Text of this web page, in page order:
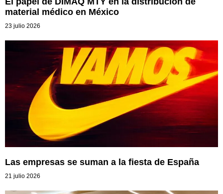
material médico en México
23 julio 2026
Las empresas se suman a la fiesta de España
21 julio 2026